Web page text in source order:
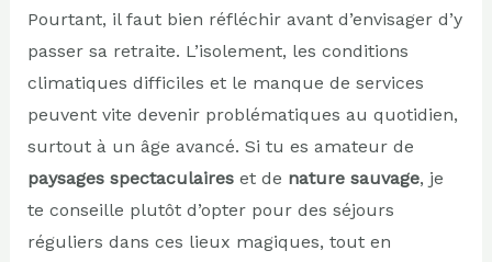
Pourtant, il faut bien réfléchir avant d’envisager d’y
passer sa retraite. L’isolement, les conditions
climatiques difficiles et le manque de services
peuvent vite devenir problématiques au quotidien,
surtout à un âge avancé. Si tu es amateur de
paysages spectaculaireset de nature sauvage, je
te conseille plutôt d’opter pour des séjours
réguliers dans ces lieux magiques, tout en